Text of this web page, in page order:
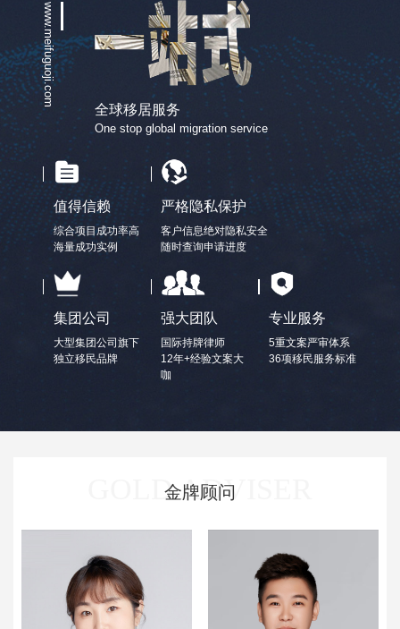
www.meifuguoji.com
全球移居服务
One stop global migration service
值得信赖
综合项目成功率高
海量成功实例
严格隐私保护
客户信息绝对隐私安全
随时查询申请进度
集团公司
大型集团公司旗下
独立移民品牌
强大团队
国际持牌律师
12年+经验文案大
咖
专业服务
5重文案严审体系
36项移民服务标准
GOLD ADVISER
金牌顾问